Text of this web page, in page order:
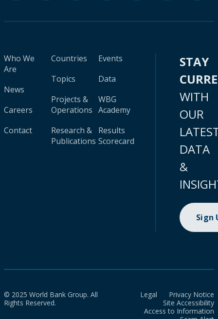
Who We
Are
News
Careers
Contact
Countries
Topics
Projects &
Operations
Research &
Publications
Events
Data
WBG
Academy
Results
Scorecard
STAY
WITH
OUR
DATA
&
Sign
© 2025 World Bank Group. All
Rights Reserved.
Legal
Privacy Notice
Site Accessibility
Access to Information